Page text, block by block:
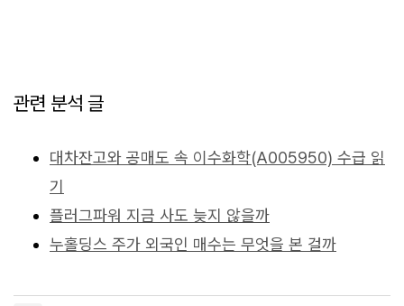
관련 분석 글
대차잔고와 공매도 속 이수화학(A005950) 수급 읽
기
플러그파워 지금 사도 늦지 않을까
누홀딩스 주가 외국인 매수는 무엇을 본 걸까